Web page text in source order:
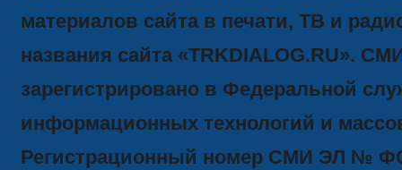
материалов сайта в печати, ТВ и
названия сайта «TRKDIALOG.RU».
зарегистрировано в Федеральной
информационных технологий и
Регистрационный номер СМИ ЭЛ №